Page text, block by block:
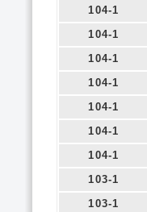
104-1
104-1
104-1
104-1
104-1
104-1
104-1
103-1
103-1